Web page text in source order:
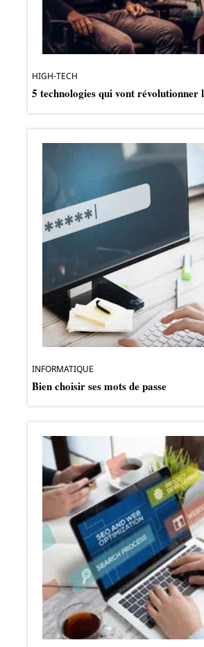
HIGH-TECH
5 technologies qui vont révolutionner
INFORMATIQUE
Bien choisir ses mots de passe